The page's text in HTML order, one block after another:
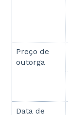
Preço de
outorga
Data de